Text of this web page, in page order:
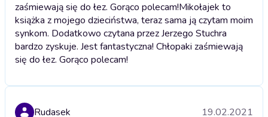
zaśmiewają się do łez. Gorąco polecam!Mikołajek to
książka z mojego dzieciństwa, teraz sama ją czytam moim
synkom. Dodatkowo czytana przez Jerzego Stuchra
bardzo zyskuje. Jest fantastyczna! Chłopaki zaśmiewają
się do łez. Gorąco polecam!
Rudasek 19.02.2021